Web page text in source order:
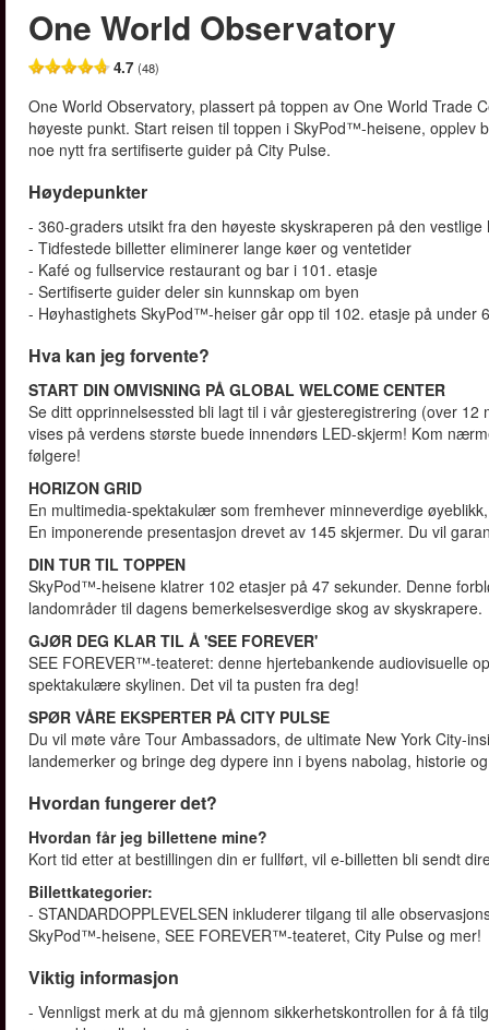
One World Observatory
4.7 (48)
One World Observatory, plassert på toppen av One World Trade
høyeste punkt. Start reisen til toppen i SkyPod™-heisene,
noe nytt fra sertifiserte guider på City Pulse.
Høydepunkter
- 360-graders utsikt fra den høyeste skyskraperen på den vestlige
- Tidfestede billetter eliminerer lange køer og ventetider
- Kafé og fullservice restaurant og bar i 101. etasje
- Sertifiserte guider deler sin kunnskap om byen
- Høyhastighets SkyPod™-heiser går opp til 102. etasje på under
Hva kan jeg forvente?
START DIN OMVISNING PÅ GLOBAL WELCOME CENTER
Se ditt opprinnelsessted bli lagt til i vår gjesteregistrering (over
vises på verdens største buede innendørs LED-skjerm! Kom
følgere!
HORIZON GRID
En multimedia-spektakulær som fremhever minneverdige
En imponerende presentasjon drevet av 145 skjermer. Du vil
DIN TUR TIL TOPPEN
SkyPod™-heisene klatrer 102 etasjer på 47 sekunder. Denne
landområder til dagens bemerkelsesverdige skog av skyskrapere.
GJØR DEG KLAR TIL Å 'SEE FOREVER'
SEE FOREVER™-teateret: denne hjertebankende audiovisuelle
spektakulære skylinen. Det vil ta pusten fra deg!
SPØR VÅRE EKSPERTER PÅ CITY PULSE
Du vil møte våre Tour Ambassadors, de ultimate New York City-
landemerker og bringe deg dypere inn i byens nabolag, historie
Hvordan fungerer det?
Hvordan får jeg billettene mine?
Kort tid etter at bestillingen din er fullført, vil e-billetten bli sendt
Billettkategorier:
- STANDARDOPPLEVELSEN inkluderer tilgang til alle
SkyPod™-heisene, SEE FOREVER™-teateret, City Pulse og mer!
Viktig informasjon
- Vennligst merk at du må gjennom sikkerhetskontrollen for å få